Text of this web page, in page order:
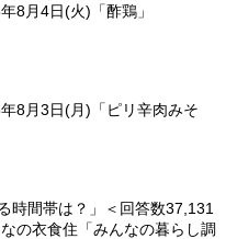
8月4日(火)「酢鶏」
年8月3日(月)「ピリ辛肉みそ
時間帯は？」＜回答数37,131
の衣食住「みんなの暮らし調